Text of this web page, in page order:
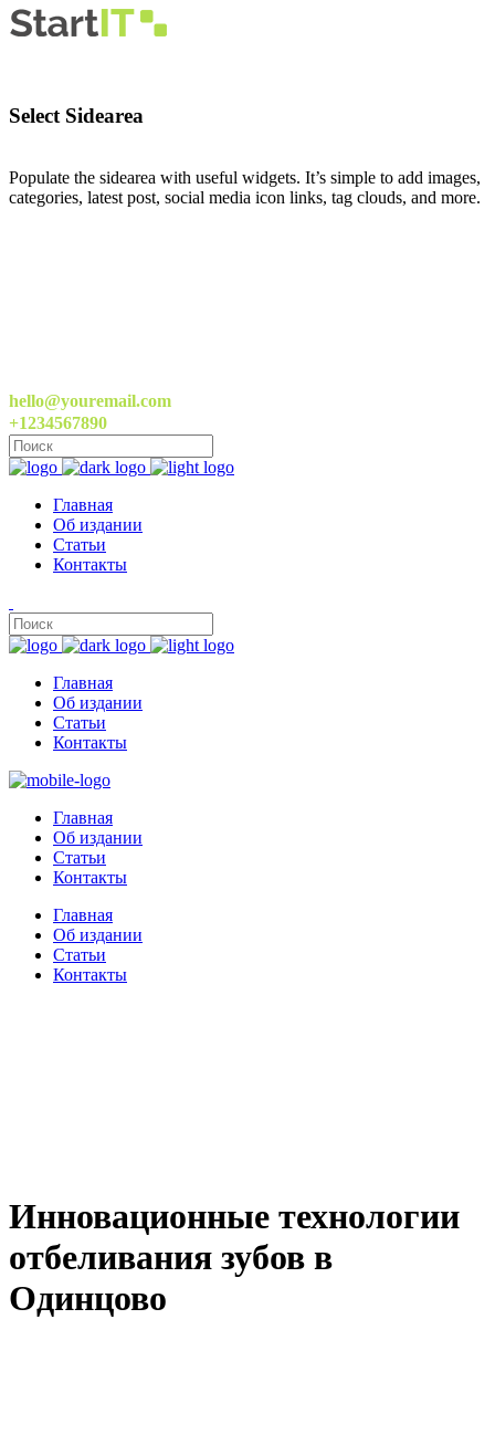
Select Sidearea
Populate the sidearea with useful widgets. It’s simple to add images,
categories, latest post, social media icon links, tag clouds, and more.
hello@youremail.com
+1234567890
Главная
Об издании
Статьи
Контакты
Главная
Об издании
Статьи
Контакты
Главная
Об издании
Статьи
Контакты
Главная
Об издании
Статьи
Контакты
Инновационные технологии
отбеливания зубов в
Одинцово